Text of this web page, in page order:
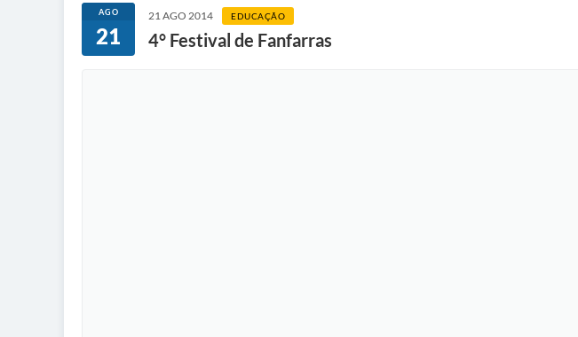
AGO
21
21 AGO 2014 EDUCAÇÃO
4° Festival de Fanfarras